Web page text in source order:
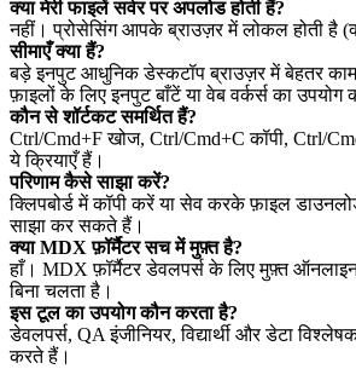
क्या मेरी फाइलें सर्वर पर अपलोड होती हैं?
नहीं। प्रोसेसिंग आपके ब्राउज़र में लोकल होती है
सीमाएँ क्या हैं?
बड़े इनपुट आधुनिक डेस्कटॉप ब्राउज़र में बेहतर
फ़ाइलों के लिए इनपुट बाँटें या वेब वर्कर्स का उपयोग
कौन से शॉर्टकट समर्थित हैं?
Ctrl/Cmd+F खोज, Ctrl/Cmd+C कॉपी, Ctrl/
ये क्रियाएँ हैं।
परिणाम कैसे साझा करें?
क्लिपबोर्ड में कॉपी करें या सेव करके फ़ाइल
साझा कर सकते हैं।
क्या MDX फ़ॉर्मैटर सच में मुफ़्त है?
हाँ। MDX फ़ॉर्मैटर डेवलपर्स के लिए मुफ़्त
बिना चलता है।
इस टूल का उपयोग कौन करता है?
डेवलपर्स, QA इंजीनियर, विद्यार्थी और डेटा
करते हैं।